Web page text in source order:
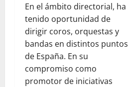
En el ámbito directorial, ha
tenido oportunidad de
dirigir coros, orquestas y
bandas en distintos puntos
de España. En su
compromiso como
promotor de iniciativas